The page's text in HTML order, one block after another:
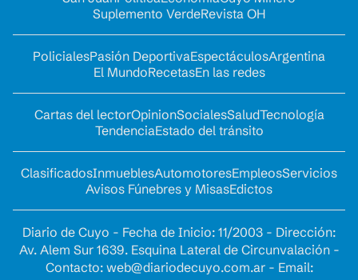
Suplemento VerdeRevista OH
PolicialesPasión DeportivaEspectáculosArgentina
El MundoRecetasEn las redes
Cartas del lectorOpinionSocialesSaludTecnología
TendenciaEstado del tránsito
ClasificadosInmueblesAutomotoresEmpleosServicios
Avisos Fúnebres y MisasEdictos
Diario de Cuyo - Fecha de Inicio: 11/2003 - Dirección:
Av. Alem Sur 1639. Esquina Lateral de Circunvalación -
Contacto: web@diariodecuyo.com.ar- Email: